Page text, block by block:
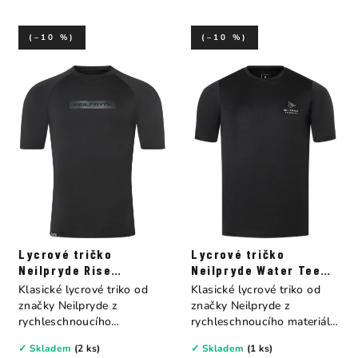
Lycrové tričko
Neilpryde Rise
Rashguard S/S
(–10 %)
✓ Skladem (2 ks)
Klasické lycrové triko od
značky Neilpryde z
rychleschnoucího
Lycrové tričko
Neilpryde Water Tee
S/S
(–10 %)
✓ Skladem (1 ks)
Klasické lycrové triko od
značky Neilpryde z
rychleschnoucího materiálu,